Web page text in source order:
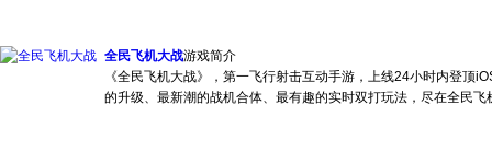
全民飞机大战游戏简介
《全民飞机大战》，第一飞行射击互动手游，上线24小时内登顶
的升级、最新潮的战机合体、最有趣的实时双打玩法，尽在全民飞